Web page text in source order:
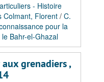
- Histoire
Colmant, Florent / C.
pour la
Bahr-el-Ghazal
grenadiers ,